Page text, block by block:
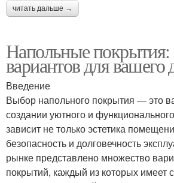
читать дальше →
Напольные покрытия:
вариантов для вашего
Введение
Выбор напольного покрытия — это
создании уютного и
зависит не только эстетика
безопасность и долговечность
рынке представлено множество
покрытий, каждый из которых имеет